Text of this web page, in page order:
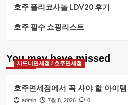
호주 폴리코사놀 LDV20 후기
호주 필수 쇼핑리스트
You may have missed
시드니면세점 / 호주면세점
호주면세점에서 꼭 사야 할 아이템
admin 7월 8, 2026 0